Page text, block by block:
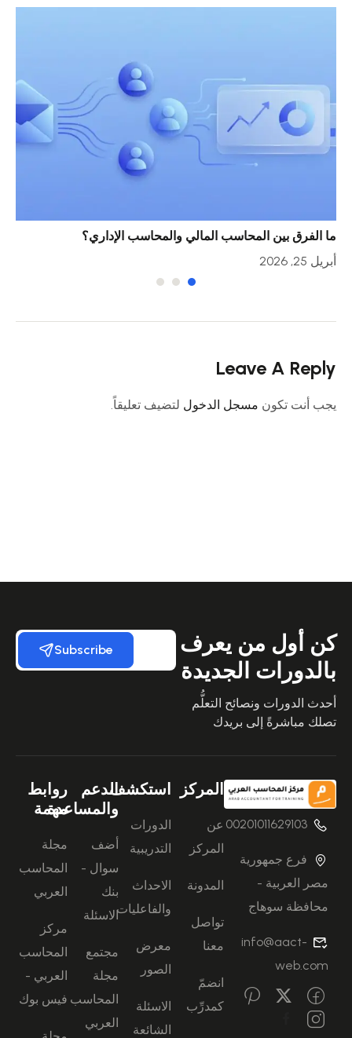
ما الفرق بين المحاسب المالي والمحاسب الإداري؟
أبريل 25, 2026
Leave A Reply
يجب أنت تكون مسجل الدخول لتضيف تعليقاً.
كن أول من يعرف
بالدورات الجديدة
أحدث الدورات ونصائح التعلُّم
تصلك مباشرةً إلى بريدك
Subscribe
00201011629103
فرع جمهورية
مصر العربية -
محافظة سوهاج
info@aact-
web.com
المركز
عن
المركز
المدونة
تواصل
معنا
انضمّ
كمدرِّب
استكشف
الدورات
التدريبية
الاحداث
والفاعليات
معرض
الصور
الاسئلة
الشائعة
الدعم
والمساعدة
أضف
سوال -
بنك
الاسئلة
مجتمع
مجلة
المحاسب
العربي
روابط
مهمة
مجلة
المحاسب
العربي
مركز
المحاسب
العربي -
فيس بوك